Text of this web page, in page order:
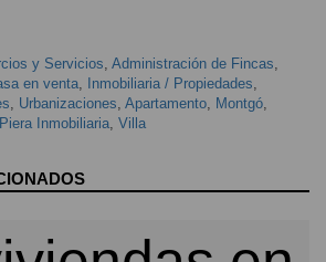
y Servicios Administración de Fincas
en venta Inmobiliaria / Propiedades
Urbanizaciones Apartamento Montgó
Inmobiliaria Villa